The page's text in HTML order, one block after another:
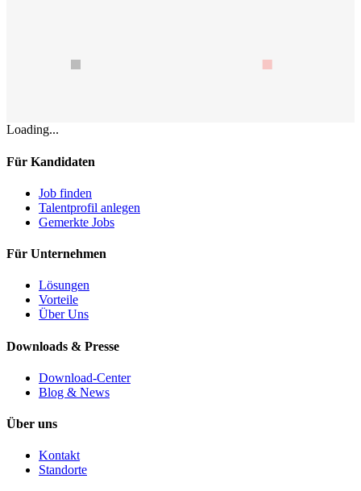
Loading...
Für Kandidaten
Job finden
Talentprofil anlegen
Gemerkte Jobs
Für Unternehmen
Lösungen
Vorteile
Über Uns
Downloads & Presse
Download-Center
Blog & News
Über uns
Kontakt
Standorte